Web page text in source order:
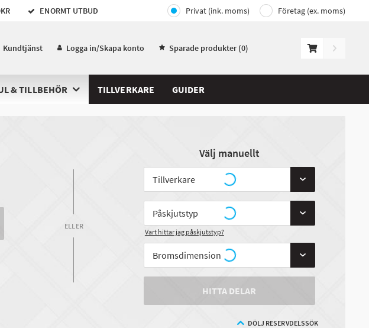
ENORMT UTBUD Privat (ink. moms) Företag (ex. moms)
Kundtjänst Logga in/Skapa konto Sparade produkter (0)
& TILLBEHÖR TILLVERKARE GUIDER
ELLER
Välj manuellt
Vart hittar jag påskjutstyp?
HITTA DELAR
DÖLJ RESERVDELSSÖK